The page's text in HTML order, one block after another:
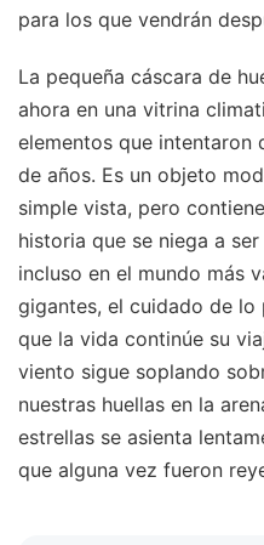
para los que vendrán
La pequeña cáscara de
ahora en una vitrina
elementos que intentaron
de años. Es un objeto
simple vista, pero
historia que se niega a
incluso en el mundo más
gigantes, el cuidado de
que la vida continúe su
viento sigue soplando
nuestras huellas en la
estrellas se asienta
que alguna vez fueron